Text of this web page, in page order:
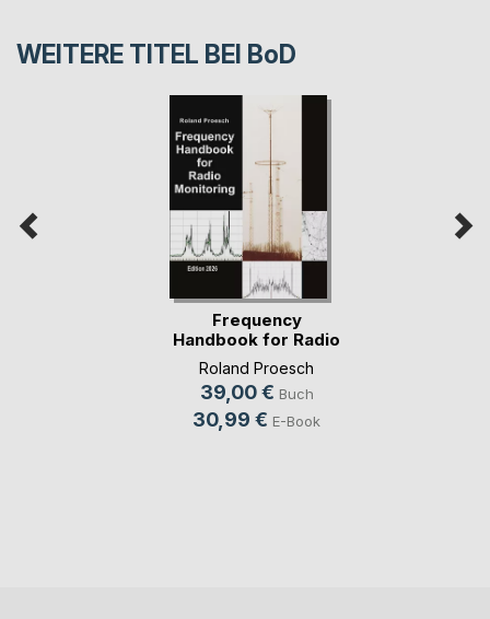
WEITERE TITEL BEI BoD
Frequency
Handbook for Radio
Monit(...)
Roland Proesch
39,00 € Buch
30,99 € E-Book